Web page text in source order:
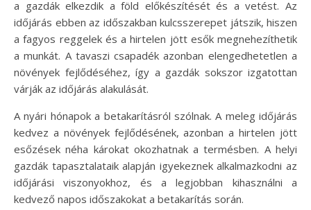
a gazdák elkezdik a föld előkészítését és a vetést. Az
időjárás ebben az időszakban kulcsszerepet játszik, hiszen
a fagyos reggelek és a hirtelen jött esők megnehezíthetik
a munkát. A tavaszi csapadék azonban elengedhetetlen a
növények fejlődéséhez, így a gazdák sokszor izgatottan
várják az időjárás alakulását.
A nyári hónapok a betakarításról szólnak. A meleg időjárás
kedvez a növények fejlődésének, azonban a hirtelen jött
esőzések néha károkat okozhatnak a termésben. A helyi
gazdák tapasztalataik alapján igyekeznek alkalmazkodni az
időjárási viszonyokhoz, és a legjobban kihasználni a
kedvező napos időszakokat a betakarítás során.